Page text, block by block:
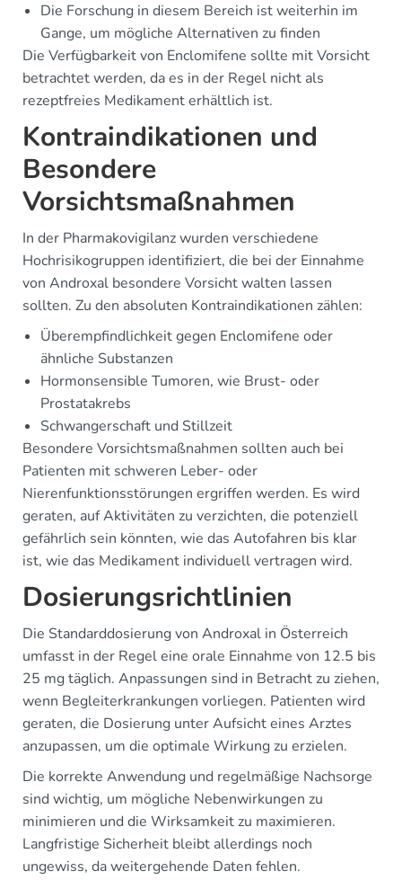
Die Forschung in diesem Bereich ist weiterhin im
Gange, um mögliche Alternativen zu finden
Die Verfügbarkeit von Enclomifene sollte mit Vorsicht
betrachtet werden, da es in der Regel nicht als
rezeptfreies Medikament erhältlich ist.
Kontraindikationen und
Besondere
Vorsichtsmaßnahmen
In der Pharmakovigilanz wurden verschiedene
Hochrisikogruppen identifiziert, die bei der Einnahme
von Androxal besondere Vorsicht walten lassen
sollten. Zu den absoluten Kontraindikationen zählen:
Überempfindlichkeit gegen Enclomifene oder
ähnliche Substanzen
Hormonsensible Tumoren, wie Brust- oder
Prostatakrebs
Schwangerschaft und Stillzeit
Besondere Vorsichtsmaßnahmen sollten auch bei
Patienten mit schweren Leber- oder
Nierenfunktionsstörungen ergriffen werden. Es wird
geraten, auf Aktivitäten zu verzichten, die potenziell
gefährlich sein könnten, wie das Autofahren bis klar
ist, wie das Medikament individuell vertragen wird.
Dosierungsrichtlinien
Die Standarddosierung von Androxal in Österreich
umfasst in der Regel eine orale Einnahme von 12.5 bis
25 mg täglich. Anpassungen sind in Betracht zu ziehen,
wenn Begleiterkrankungen vorliegen. Patienten wird
geraten, die Dosierung unter Aufsicht eines Arztes
anzupassen, um die optimale Wirkung zu erzielen.
Die korrekte Anwendung und regelmäßige Nachsorge
sind wichtig, um mögliche Nebenwirkungen zu
minimieren und die Wirksamkeit zu maximieren.
Langfristige Sicherheit bleibt allerdings noch
ungewiss, da weitergehende Daten fehlen.